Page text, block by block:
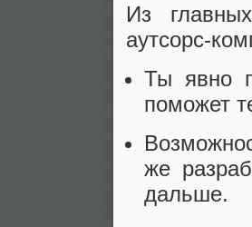
Из
аутсорс-
Ты явно
поможет
же
дальше.